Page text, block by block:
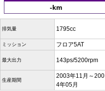
-km
排気量 1795cc
ミッション フロア5AT
最大出力 143ps/5200rpm
生産期間
2003年11月～200
4年05月